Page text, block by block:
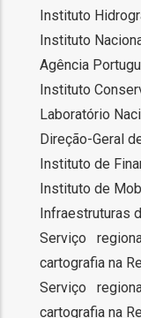
Instituto
Instituto
Agência
Instituto
Laboratório
Direção-Geral
Instituto de
Instituto de
Infraestruturas
Serviço
cartografia na
Serviço
cartografia na